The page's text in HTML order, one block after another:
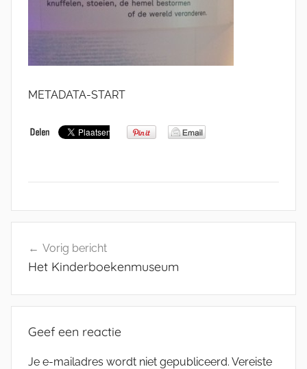
METADATA-START
navigatie
Vorig bericht
Het Kinderboekenmuseum
Geef een reactie
Je e-mailadres wordt niet gepubliceerd. Vereiste